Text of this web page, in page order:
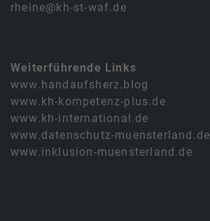
rheine@kh-st-waf.de
Weiterführende Links
www.handaufsherz.blog
www.kh-kompetenz-plus.de
www.kh-international.de
www.datenschutz-muensterland.de
www.inklusion-muensterland.de